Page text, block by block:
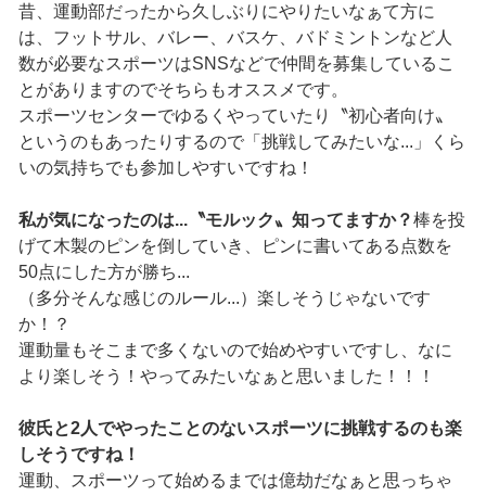
昔、運動部だったから久しぶりにやりたいなぁて方に
は、フットサル、バレー、バスケ、バドミントンなど人
数が必要なスポーツはSNSなどで仲間を募集しているこ
とがありますのでそちらもオススメです。
スポーツセンターでゆるくやっていたり〝初心者向け〟
というのもあったりするので「挑戦してみたいな...」くら
いの気持ちでも参加しやすいですね！
私が気になったのは...〝モルック〟知ってますか？棒を投
げて木製のピンを倒していき、ピンに書いてある点数を
50点にした方が勝ち...
（多分そんな感じのルール...）楽しそうじゃないです
か！？
運動量もそこまで多くないので始めやすいですし、なに
より楽しそう！やってみたいなぁと思いました！！！
彼氏と2人でやったことのないスポーツに挑戦するのも楽
しそうですね！
運動、スポーツって始めるまでは億劫だなぁと思っちゃ